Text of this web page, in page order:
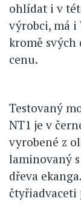
ohlídat i v
výrobci, má
kromě svých
cenu.
Testovaný
NT1 je v
vyrobené z
laminovaný
dřeva
čtyřiadvaceti